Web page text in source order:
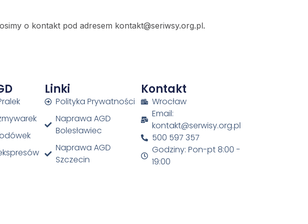
o kontakt pod adresem kontakt@seriwsy.org.pl.
Linki
Polityka Prywatności
Naprawa AGD
Bolesławiec
Naprawa AGD
Szczecin
Kontakt
Wrocław
Email:
kontakt@serwisy.org.pl
500 597 357
Godziny: Pon-pt 8:00 -
19:00